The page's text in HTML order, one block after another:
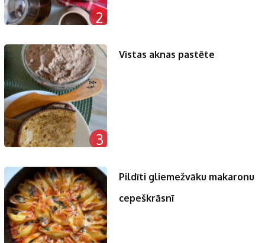
2
3
Vistas aknas pastēte
Pildīti gliemežvāku makaronu
cepeškrāsnī